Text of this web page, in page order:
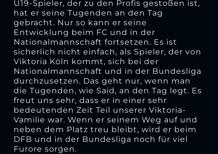
U19-Spieler, der zu den Profis gestoßen ist,
hat er seine Tugenden an den Tag
gebracht. Nur so kann er seine
Entwicklung beim FC und in der
Nationalmannschaft fortsetzen. Es ist
sicherlich nicht einfach, als Spieler, der von
Viktoria Köln kommt, sich bei der
Nationalmannschaft und in der Bundesliga
durchzusetzen. Das geht nur, wenn man
die Tugenden, wie Said, an den Tag legt. Es
freut uns sehr, dass er in einer sehr
bedeutenden Zeit Teil unserer Viktoria-
Vamilie war. Wenn er seinem Weg auf und
neben dem Platz treu bleibt, wird er beim
DFB und in der Bundesliga noch für viel
Furore sorgen.